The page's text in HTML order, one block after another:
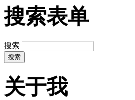
搜索表单
搜索
关于我